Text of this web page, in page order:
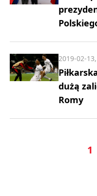
dużą
Romy
2019-02-
1